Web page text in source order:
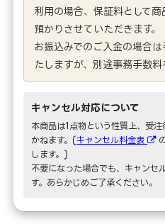
利用の場合、保証料として
預かりさせていただきます。
お振込みでのご入金の場合
たしますが、別途事務手数料
キャンセル対応について
本商品は1点物という性質上、受
かねます。(キャンセル料金表
します。)
不要になった場合でも、キャンセ
す。あらかじめご了承ください。